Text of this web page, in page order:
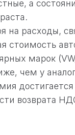
а
на расходы,
марок
чем у
достигается
возврата